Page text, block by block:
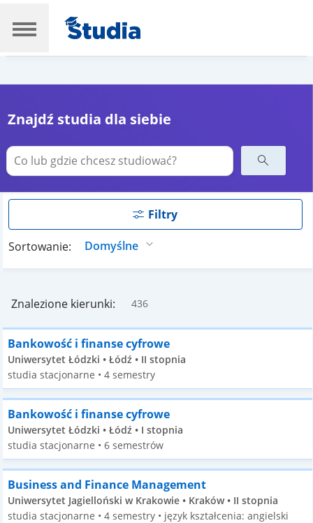
Znajdź studia dla siebie
Filtry
Sortowanie:
Znalezione kierunki: 436
Bankowość i finanse cyfrowe
Uniwersytet Łódzki • Łódź • II stopnia
studia stacjonarne • 4 semestry
Bankowość i finanse cyfrowe
Uniwersytet Łódzki • Łódź • I stopnia
studia stacjonarne • 6 semestrów
Business and Finance Management
Uniwersytet Jagielloński w Krakowie • Kraków • II stopnia
studia stacjonarne • 4 semestry • język kształcenia: angielski